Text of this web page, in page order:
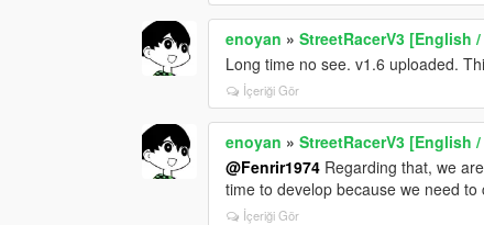
enoyan »StreetRacerV3 [English
Long time no see. v1.6 uploaded.
İçeriği Gör
enoyan »StreetRacerV3 [English
@Fenrir1974 Regarding that, we
time to develop because we need
İçeriği Gör